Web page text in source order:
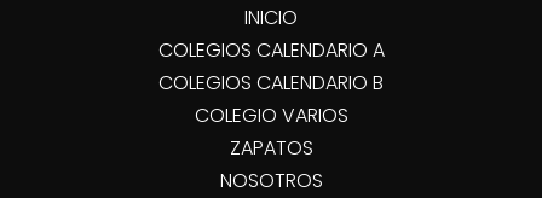
INICIO
COLEGIOS CALENDARIO A
COLEGIOS CALENDARIO B
COLEGIO VARIOS
ZAPATOS
NOSOTROS